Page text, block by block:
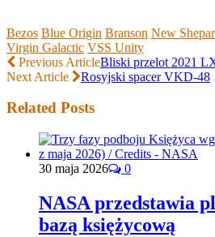
Bezos Blue Origin Branson New
Virgin Galactic VSS Unity
Previous ArticleBliski przelot 2021
Next Article
Rosyjski spacer VKD-48
Related Posts
30 maja 2026 0
NASA przedstawia
bazą księżycową